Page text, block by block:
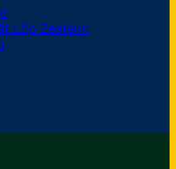
Lốp Zestech